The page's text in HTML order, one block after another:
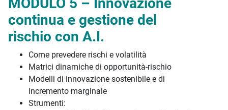
continua e gestione del
rischio con A.I.
Come prevedere rischi e volatilità
Matrici dinamiche di opportunità-rischio
Modelli di innovazione sostenibile e di
incremento marginale
Strumenti: